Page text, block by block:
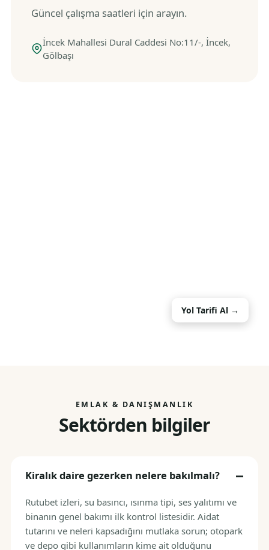
Güncel çalışma saatleri için arayın.
İncek Mahallesi Dural Caddesi No:11/-, İncek,
Gölbaşı
Yol Tarifi Al →
EMLAK & DANIŞMANLIK
Sektörden bilgiler
Kiralık daire gezerken nelere bakılmalı?
Rutubet izleri, su basıncı, ısınma tipi, ses yalıtımı ve
binanın genel bakımı ilk kontrol listesidir. Aidat
tutarını ve neleri kapsadığını mutlaka sorun; otopark
ve depo gibi kullanımların kime ait olduğunu